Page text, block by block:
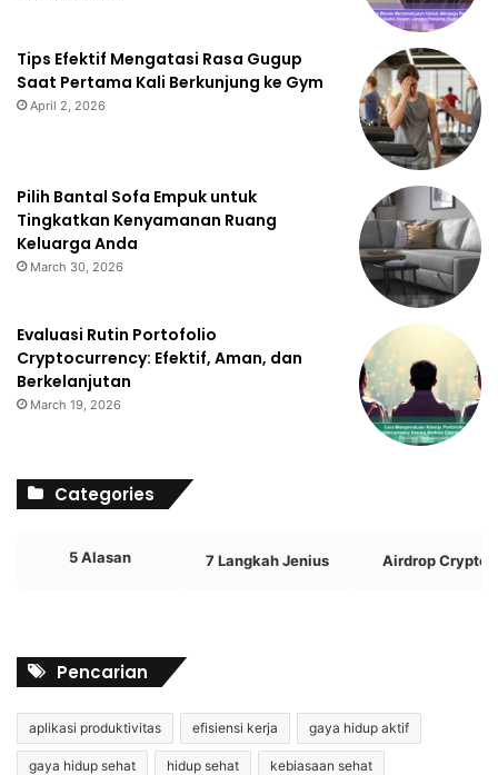
Tips Efektif Mengatasi Rasa Gugup
Saat Pertama Kali Berkunjung ke Gym
April 2, 2026
Pilih Bantal Sofa Empuk untuk
Tingkatkan Kenyamanan Ruang
Keluarga Anda
March 30, 2026
Evaluasi Rutin Portofolio
Cryptocurrency: Efektif, Aman, dan
Berkelanjutan
March 19, 2026
Categories
5 Alasan 7 Langkah Jenius Airdrop Crypto
Pencarian
aplikasi produktivitas efisiensi kerja gaya hidup aktif
gaya hidup sehat hidup sehat kebiasaan sehat